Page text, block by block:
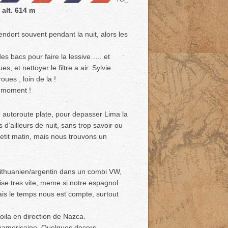
614 m
souvent pendant la nuit, alors les
bacs pour faire la lessive….. et
et nettoyer le filtre a air. Sylvie
, loin de la !
!
plate, pour depasser Lima la
de nuit, sans trop savoir ou
matin, mais nous trouvons un
argentin dans un combi VW,
tres vite, meme si notre espagnol
le temps nous est compte, surtout
en direction de Nazca.